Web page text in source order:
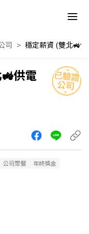
司
供電
公司聚餐
年終獎金